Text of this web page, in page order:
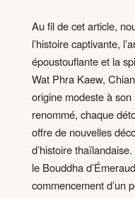
Au fil de cet article,
l’histoire captivante,
époustouflante et la
Wat Phra Kaew,
origine modeste à
renommé, chaque
offre de nouvelles
d’histoire
le Bouddha
commencement d’un